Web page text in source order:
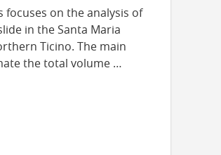
focuses on the analysis of
in the Santa Maria
Ticino. The main
the total volume …